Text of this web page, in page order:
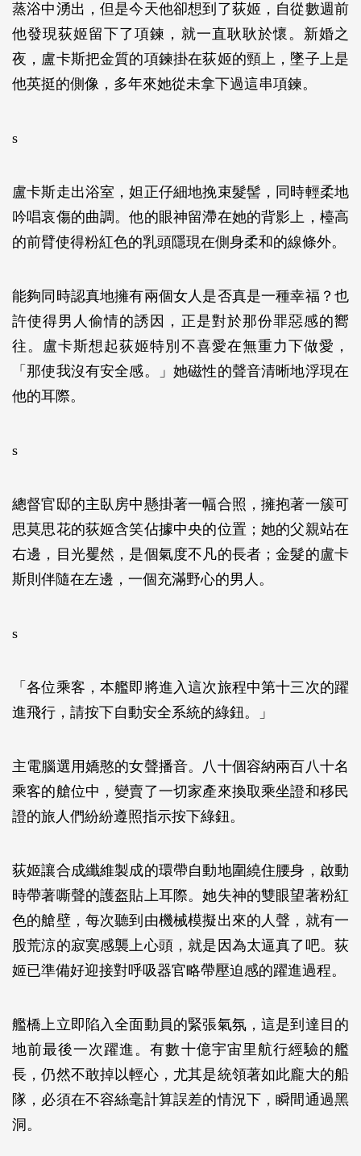
蒸浴中湧出，但是今天他卻想到了荻姬，自從數週前
他發現荻姬留下了項鍊，就一直耿耿於懷。新婚之
夜，盧卡斯把金質的項鍊掛在荻姬的頸上，墜子上是
他英挺的側像，多年來她從未拿下過這串項鍊。
s
盧卡斯走出浴室，妲正仔細地挽束髮髻，同時輕柔地
吟唱哀傷的曲調。他的眼神留滯在她的背影上，檯高
的前臂使得粉紅色的乳頭隱現在側身柔和的線條外。
能夠同時認真地擁有兩個女人是否真是一種幸福？也
許使得男人偷情的誘因，正是對於那份罪惡感的嚮
往。盧卡斯想起荻姬特別不喜愛在無重力下做愛，
「那使我沒有安全感。」她磁性的聲音清晰地浮現在
他的耳際。
s
總督官邸的主臥房中懸掛著一幅合照，擁抱著一簇可
思莫思花的荻姬含笑佔據中央的位置；她的父親站在
右邊，目光矍然，是個氣度不凡的長者；金髮的盧卡
斯則伴隨在左邊，一個充滿野心的男人。
s
「各位乘客，本艦即將進入這次旅程中第十三次的躍
進飛行，請按下自動安全系統的綠鈕。」
主電腦選用嬌憨的女聲播音。八十個容納兩百八十名
乘客的艙位中，變賣了一切家產來換取乘坐證和移民
證的旅人們紛紛遵照指示按下綠鈕。
荻姬讓合成纖維製成的環帶自動地圍繞住腰身，啟動
時帶著嘶聲的護盔貼上耳際。她失神的雙眼望著粉紅
色的艙壁，每次聽到由機械模擬出來的人聲，就有一
股荒涼的寂寞感襲上心頭，就是因為太逼真了吧。荻
姬已準備好迎接對呼吸器官略帶壓迫感的躍進過程。
艦橋上立即陷入全面動員的緊張氣氛，這是到達目的
地前最後一次躍進。有數十億宇宙里航行經驗的艦
長，仍然不敢掉以輕心，尤其是統領著如此龐大的船
隊，必須在不容絲毫計算誤差的情況下，瞬間通過黑
洞。